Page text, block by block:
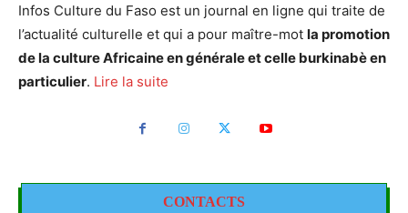
Infos Culture du Faso est un journal en ligne qui traite de
l’actualité culturelle et qui a pour maître-mot la promotion
de la culture Africaine en générale et celle burkinabè en
particulier. Lire la suite
CONTACTS